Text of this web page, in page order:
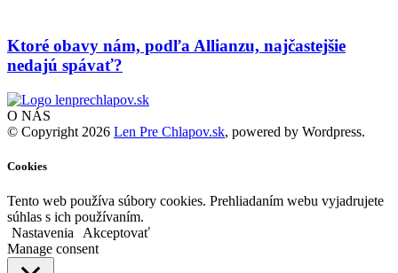
Ktoré obavy nám, podľa Allianzu, najčastejšie
nedajú spávať?
O NÁS
© Copyright 2026 Len Pre Chlapov.sk, powered by Wordpress.
Cookies
Tento web používa súbory cookies. Prehliadaním webu vyjadrujete
súhlas s ich používaním.
Nastavenia
Akceptovať
Manage consent